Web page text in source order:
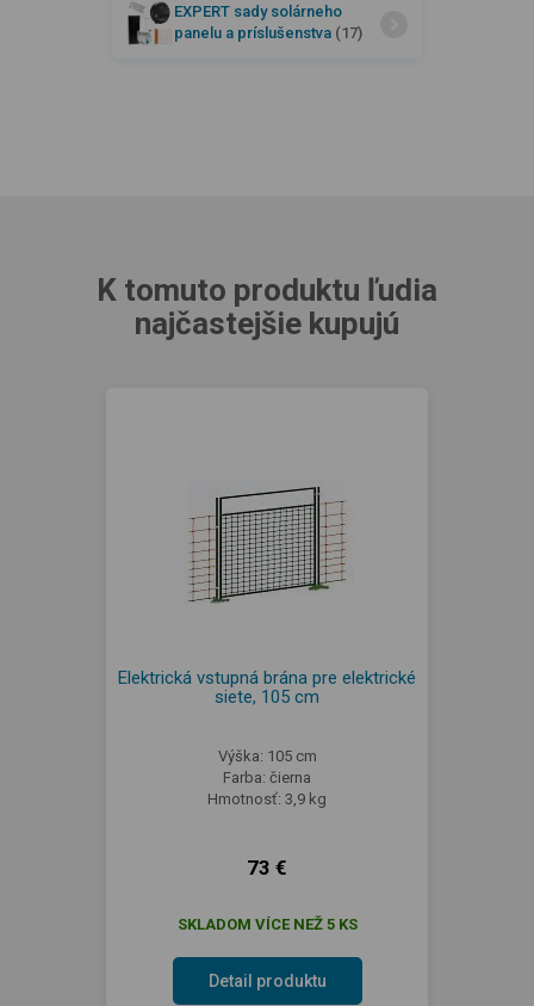
EXPERT sady solárneho
panelu a príslušenstva (17)
K tomuto produktu ľudia
najčastejšie kupujú
Elektrická vstupná brána pre elektrické
siete, 105 cm
Výška: 105 cm
Farba: čierna
Hmotnosť: 3,9 kg
73 €
SKLADOM VÍCE NEŽ 5 KS
Detail produktu